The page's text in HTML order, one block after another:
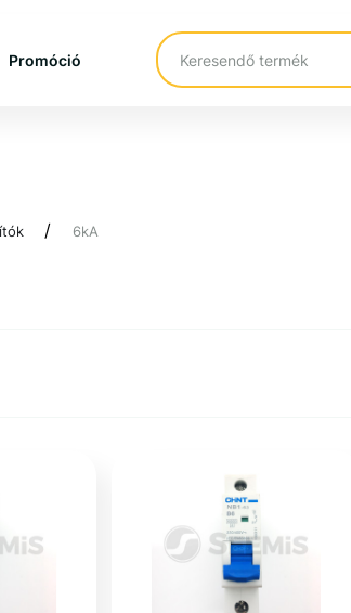
Promóció
6kA